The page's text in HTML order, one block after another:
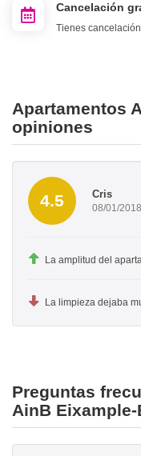
Cancelación
Tienes
Apartamentos
opiniones
4.5 Cris
08/01/
La amplitud del
La limpieza dejaba
Preguntas
AinB